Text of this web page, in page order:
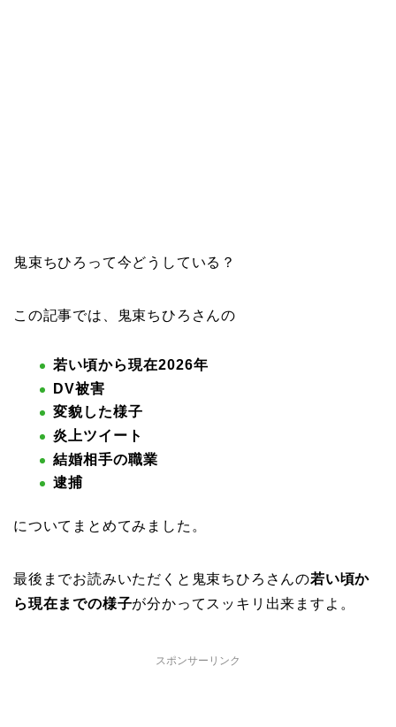
鬼束ちひろって今どうしている？
この記事では、鬼束ちひろさんの
若い頃から現在2026年
DV被害
変貌した様子
炎上ツイート
結婚相手の職業
逮捕
についてまとめてみました。
最後までお読みいただくと鬼束ちひろさんの若い頃か
ら現在までの様子が分かってスッキリ出来ますよ。
スポンサーリンク